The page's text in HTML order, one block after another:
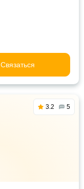
Связаться
3.2 5